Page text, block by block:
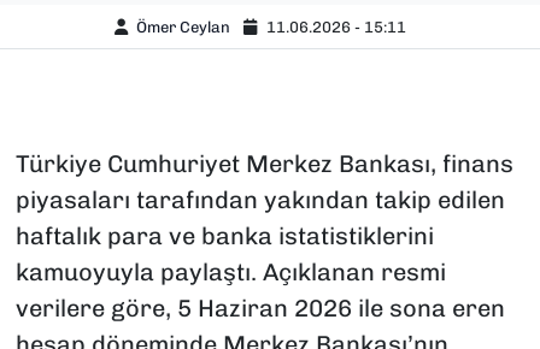
Ömer Ceylan 11.06.2026 - 15:11
Türkiye Cumhuriyet Merkez Bankası, finans
piyasaları tarafından yakından takip edilen
haftalık para ve banka istatistiklerini
kamuoyuyla paylaştı. Açıklanan resmi
verilere göre, 5 Haziran 2026 ile sona eren